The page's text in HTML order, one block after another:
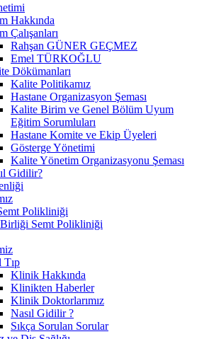
Hakkında
Çalışanları
Rahşan GÜNER GEÇMEZ
Emel TÜRKOĞLU
Dökümanları
Kalite Politikamız
Hastane Organizasyon Şeması
Kalite Birim ve Genel Bölüm Uyum
Eğitim Sorumluları
Hastane Komite ve Ekip Üyeleri
Gösterge Yönetimi
Kalite Yönetim Organizasyonu Şeması
Gidilir?
Polikliniği
Semt Polikliniği
Tıp
Klinik Hakkında
Klinikten Haberler
Klinik Doktorlarımız
Nasıl Gidilir ?
Sıkça Sorulan Sorular